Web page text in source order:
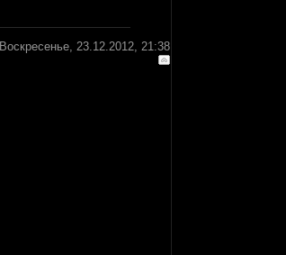
Воскресенье, 23.12.2012, 21:38